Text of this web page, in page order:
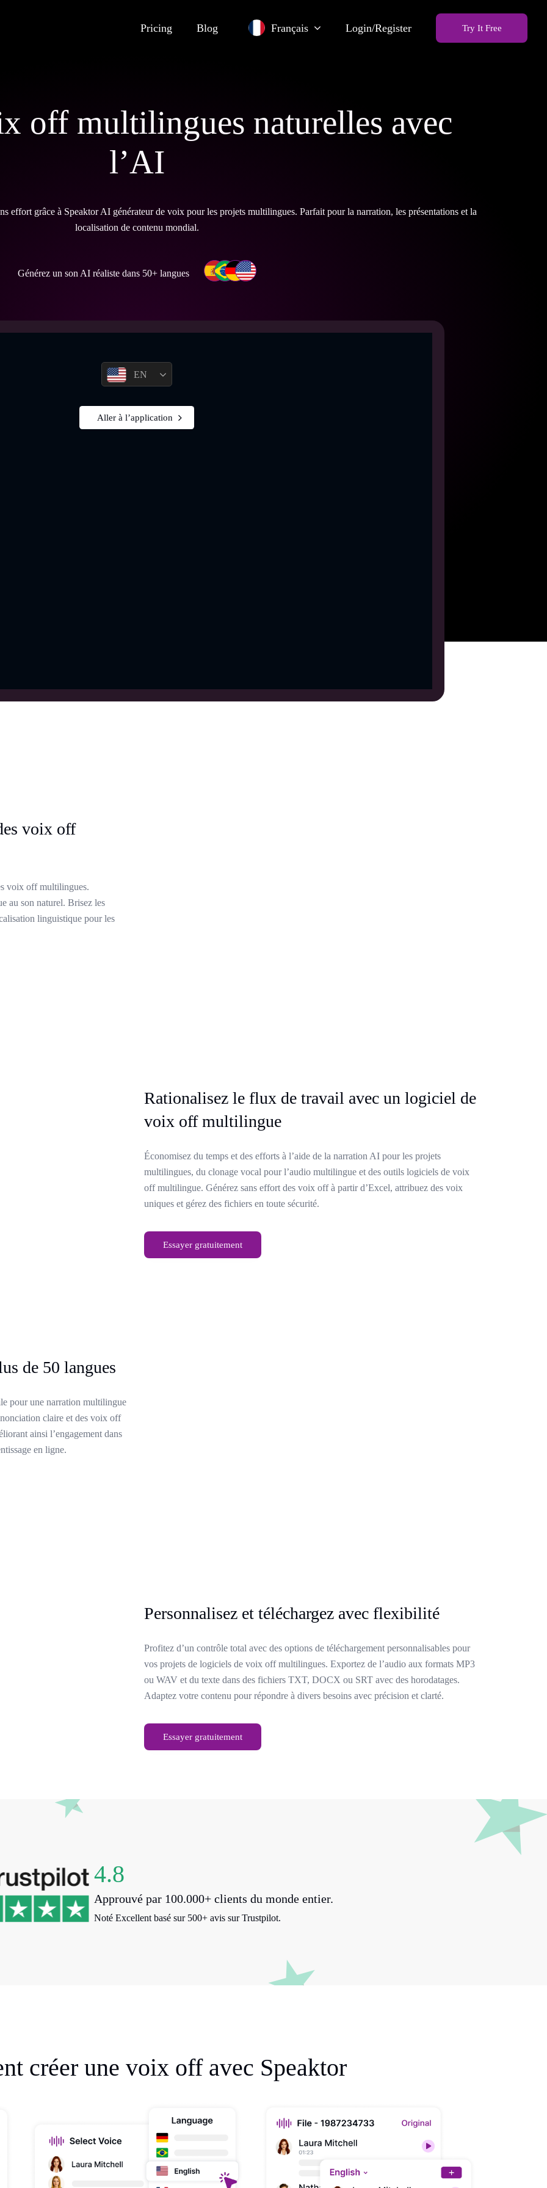
Pricing Blog Français Login/Register Try It Free
off multilingues naturelles avec
l’AI
effort grâce à Speaktor AI générateur de voix pour les projets multilingues. Parfait pour la narration, les présentations et la
localisation de contenu mondial.
Générez un son AI réaliste dans 50+ langues
EN
Aller à l’application
voix off
voix off multilingues.
au son naturel. Brisez les
linguistique pour les
Rationalisez le flux de travail avec un logiciel de
voix off multilingue
Économisez du temps et des efforts à l’aide de la narration AI pour les projets
multilingues, du clonage vocal pour l’audio multilingue et des outils logiciels de voix
off multilingue. Générez sans effort des voix off à partir d’Excel, attribuez des voix
uniques et gérez des fichiers en toute sécurité.
Essayer gratuitement
de 50 langues
pour une narration multilingue
claire et des voix off
ainsi l’engagement dans
en ligne.
Personnalisez et téléchargez avec flexibilité
Profitez d’un contrôle total avec des options de téléchargement personnalisables pour
vos projets de logiciels de voix off multilingues. Exportez de l’audio aux formats MP3
ou WAV et du texte dans des fichiers TXT, DOCX ou SRT avec des horodatages.
Adaptez votre contenu pour répondre à divers besoins avec précision et clarté.
Essayer gratuitement
4.8
Approuvé par 100.000+ clients du monde entier.
Noté Excellent basé sur 500+ avis sur Trustpilot.
créer une voix off avec Speaktor